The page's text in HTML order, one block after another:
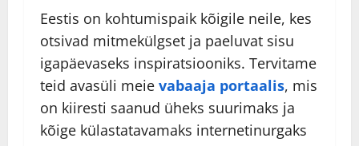
Eestis on kohtumispaik kõigile neile, kes
otsivad mitmekülgset ja paeluvat sisu
igapäevaseks inspiratsiooniks. Tervitame
teid avasüli meie vabaaja portaalis, mis
on kiiresti saanud üheks suurimaks ja
kõige külastatavamaks internetinurgaks